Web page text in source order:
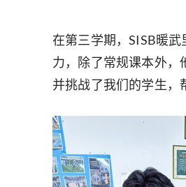
在第三学期，SISB暖
力，除了常规课本外
并挑战了我们的学生，